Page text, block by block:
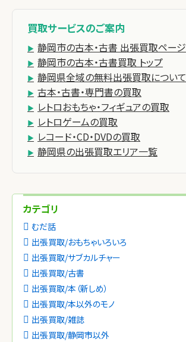
買取サービスのご案内
静岡市の古本・古書 出張買取ページ
静岡市の古本・古書買取 トップ
静岡県全域の無料出張買取について
古本・古書・専門書の買取
レトロおもちゃ・フィギュアの買取
レトロゲームの買取
レコード・CD・DVDの買取
静岡県の出張買取エリア一覧
カテゴリ
むだ話
出張買取/おもちゃいろいろ
出張買取/サブカルチャー
出張買取/古書
出張買取/本（新しめ）
出張買取/本以外のモノ
出張買取/雑誌
出張買取/静岡市以外